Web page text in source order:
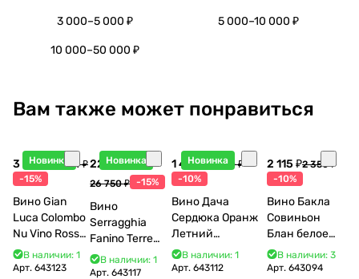
3 000–5 000 ₽ 5 000–10 000 ₽
10 000–50 000 ₽
Вам также может понравиться
Новинка
3 998 ₽4 704 ₽
-15%
Вино Gian
Luca Colombo
Nu Vino Rosso
2025 750 мл
В наличии: 1
Арт. 643123
Новинка
22 738 ₽
26 750 ₽ -15%
Вино
Serragghia
Fanino Terre
Siciliane IGP
2022 750 мл
В наличии: 1
Арт.643117
Новинка
1 440 ₽1 600 ₽
-10%
Вино Дача
Сердюка Оранж
Летний
Сибирьковый
2024 750 мл
В наличии: 1
Арт. 643112
2 115 ₽2 350 ₽
-10%
Вино Бакла
Совиньон
Блан белое
сухое 750 мл
12%
В наличии: 3
Арт.643094